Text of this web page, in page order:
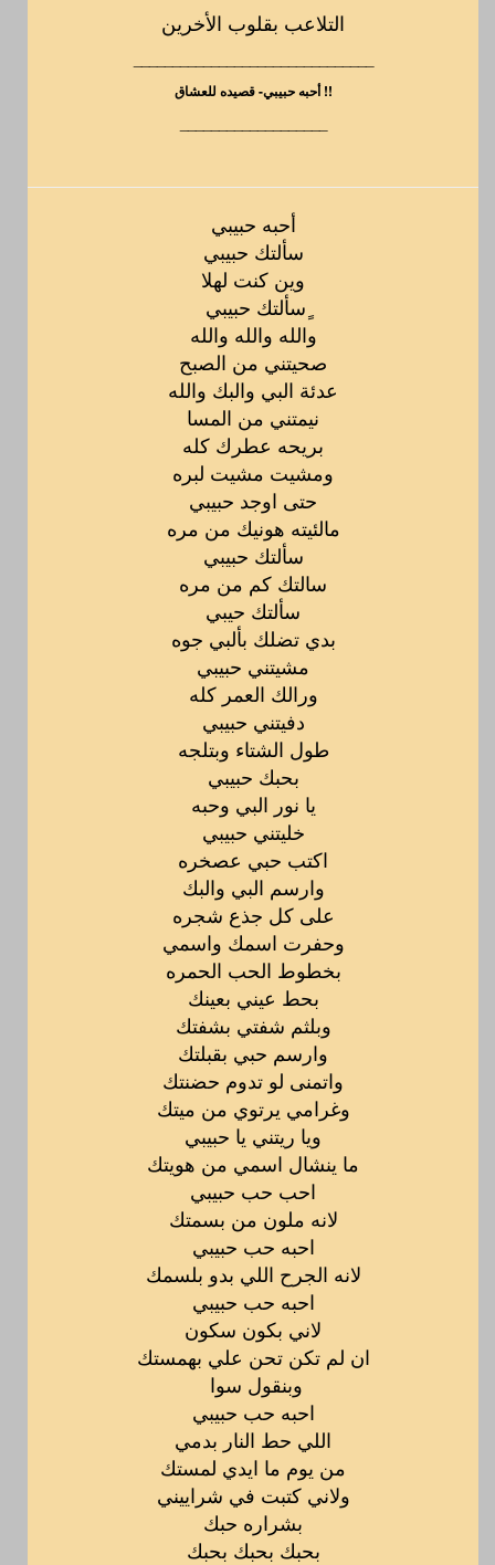
التلاعب بقلوب الأخرين
!! أحبه حبيبي- قصيده للعشاق
أحبه حبيبي
سألتك حبيبي
وين كنت لهلا
ٍسألتك حبيبي
والله والله والله
صحيتني من الصبح
عدئة البي والبك والله
نيمتني من المسا
بريحه عطرك كله
ومشيت مشيت لبره
حتى اوجد حبيبي
مالئيته هونيك من مره
سألتك حبيبي
سالتك كم من مره
سألتك حيبي
بدي تضلك بألبي جوه
مشيتني حبيبي
ورالك العمر كله
دفيتني حبيبي
طول الشتاء وبتلجه
بحبك حبيبي
يا نور البي وحبه
خليتني حبيبي
اكتب حبي عصخره
وارسم البي والبك
على كل جذع شجره
وحفرت اسمك واسمي
بخطوط الحب الحمره
بحط عيني بعينك
وبلثم شفتي بشفتك
وارسم حبي بقبلتك
واتمنى لو تدوم حضنتك
وغرامي يرتوي من ميتك
ويا ريتني يا حبيبي
ما ينشال اسمي من هويتك
احب حب حبيبي
لانه ملون من بسمتك
احبه حب حبيبي
لانه الجرح اللي بدو بلسمك
احبه حب حبيبي
لاني بكون سكون
ان لم تكن تحن علي بهمستك
وبنقول سوا
احبه حب حبيبي
اللي حط النار بدمي
من يوم ما ايدي لمستك
ولاني كتبت في شراييني
بشراره حبك
بحبك بحبك بحبك